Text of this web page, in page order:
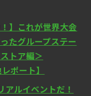
】これが世界大会
たグループステー
トア編＞
ポート】
アルイベントだ！